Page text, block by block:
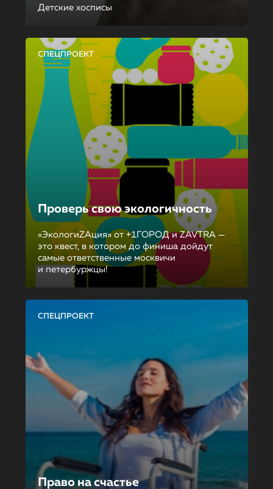
Детские хосписы
СПЕЦПРОЕКТ
Проверь свою экологичность
«ЭкологиZAция» от +1ГОРОД и ZAVTRA —
это квест, в котором до финиша дойдут
самые ответственные москвичи
и петербуржцы!
СПЕЦПРОЕКТ
Право на счастье